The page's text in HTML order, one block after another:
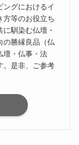
ングにおけるイ
方等のお役立ち
馴染む仏壇・
の勝縁良品（仏
壇・仏事・法
。是非、ご参考